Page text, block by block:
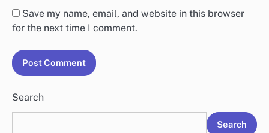
Save my name, email, and website in this browser
for the next time I comment.
Search
Search